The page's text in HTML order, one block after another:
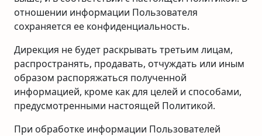
отношении информации Пользователя
сохраняется ее конфиденциальность.
Дирекция не будет раскрывать третьим лицам,
распространять, продавать, отчуждать или иным
образом распоряжаться полученной
информацией, кроме как для целей и способами,
предусмотренными настоящей Политикой.
При обработке информации Пользователей